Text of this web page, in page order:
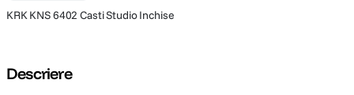
KRK KNS 6402 Casti Studio Inchise
Descriere